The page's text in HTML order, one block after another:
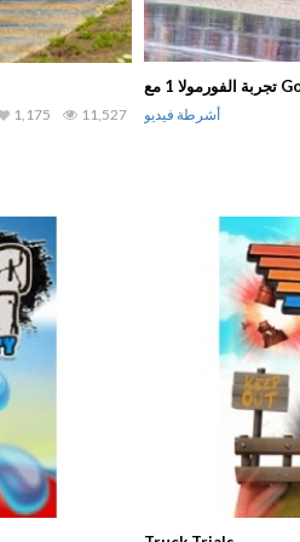
11,527
1,175 أشرطة فيديو